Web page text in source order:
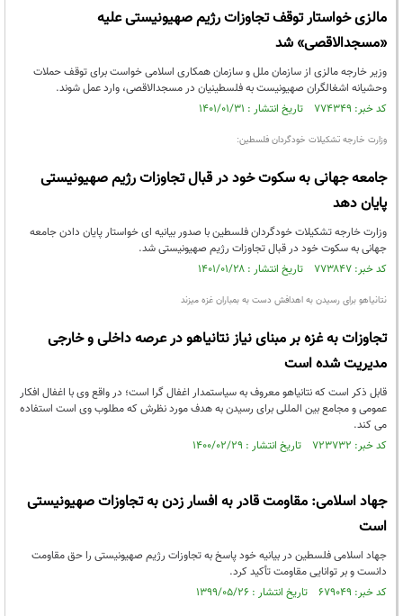
مالزی خواستار توقف تجاوزات رژیم صهیونیستی علیه
«مسجدالاقصی» شد
وزیر خارجه مالزی از سازمان ملل و سازمان همکاری اسلامی خواست برای توقف حملات
وحشیانه اشغالگران صهیونیست به فلسطینیان در مسجدالاقصی، وارد عمل شوند.
کد خبر: ۷۷۴۳۴۹ تاریخ انتشار : ۱۴۰۱/۰۱/۳۱
وزارت خارجه تشکیلات خودگردان فلسطین:
جامعه جهانی به سکوت خود در قبال تجاوزات رژیم صهیونیستی
پایان دهد
وزارت خارجه تشکیلات خودگردان فلسطین با صدور بیانیه ای خواستار پایان دادن جامعه
جهانی به سکوت خود در قبال تجاوزات رژیم صهیونیستی شد.
کد خبر: ۷۷۳۸۴۷ تاریخ انتشار : ۱۴۰۱/۰۱/۲۸
نتانیاهو برای رسیدن به اهدافش دست به بمباران غزه میزند
تجاوزات به غزه بر مبنای نیاز نتانیاهو در عرصه داخلی و خارجی
مدیریت شده است
قابل ذکر است که نتانیاهو معروف به سیاستمدار اغفال گرا است؛ در واقع وی با اغفال افکار
عمومی و مجامع بین المللی برای رسیدن به هدف مورد نظرش که مطلوب وی است استفاده
می کند.
کد خبر: ۷۲۳۷۳۲ تاریخ انتشار : ۱۴۰۰/۰۲/۲۹
جهاد اسلامی: مقاومت قادر به افسار زدن به تجاوزات صهیونیستی
است
جهاد اسلامی فلسطین در بیانیه خود پاسخ به تجاوزات رژیم صهیونیستی را حق مقاومت
دانست و بر توانایی مقاومت تأکید کرد.
کد خبر: ۶۷۹۰۴۹ تاریخ انتشار : ۱۳۹۹/۰۵/۲۶